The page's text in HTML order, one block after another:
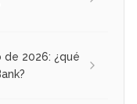
de 2026: ¿qué